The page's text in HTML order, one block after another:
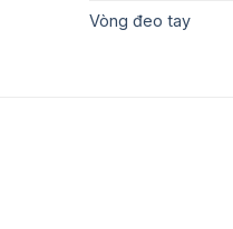
Vòng đeo tay